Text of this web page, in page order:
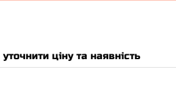
ціну та наявність